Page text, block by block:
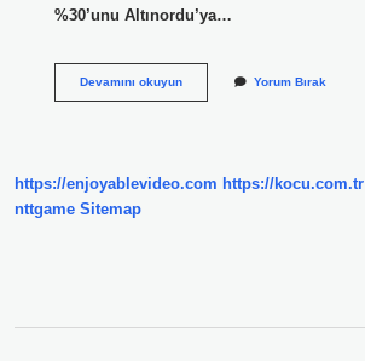
%30’unu Altınordu’ya…
Devamını okuyunCengiz
Yorum Bırak
https://enjoyablevideo.com https://kocu.com.tr
nttgame Sitemap